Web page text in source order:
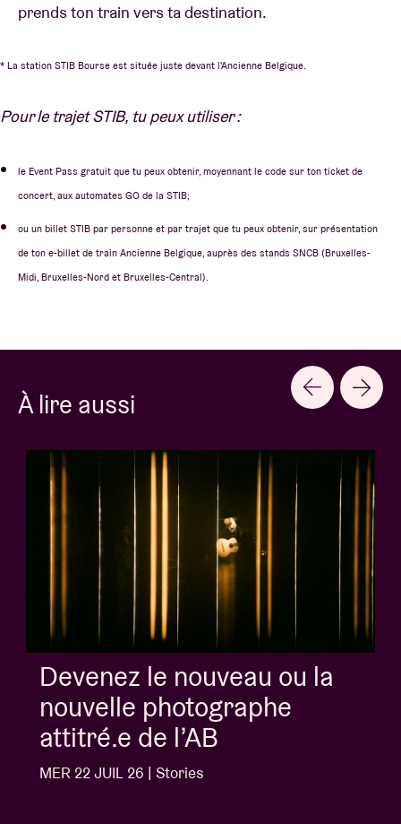
prends ton train vers ta destination.
* La station STIB Bourse est située juste devant l'Ancienne Belgique.
Pour le trajet STIB, tu peux utiliser :
le Event Pass gratuit que tu peux obtenir, moyennant le code sur ton ticket de
concert, aux automates GO de la STIB;
ou un billet STIB par personne et par trajet que tu peux obtenir, sur présentation
de ton e-billet de train Ancienne Belgique, auprès des stands SNCB (Bruxelles-
Midi, Bruxelles-Nord et Bruxelles-Central).
À lire aussi
Devenez le nouveau ou la
nouvelle photographe
attitré.e de l’AB
MER 22 JUIL 26 | Stories